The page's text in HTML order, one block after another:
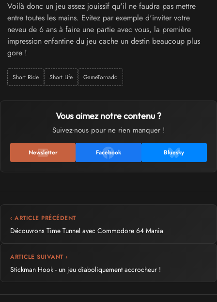
Voilà donc un jeu assez jouissif qu'il ne faudra pas mettre
entre toutes les mains. Evitez par exemple d'inviter votre
neveu de 6 ans à faire une partie avec vous, la première
impression enfantine du jeu cache un destin beaucoup plus
gore !
Short Ride Short Life GameTornado
Vous aimez notre contenu ?
Suivez-nous pour ne rien manquer !
Newsletter Facebook Bluesky
‹ ARTICLE PRÉCÉDENT
Découvrons Time Tunnel avec Commodore 64 Mania
ARTICLE SUIVANT ›
Stickman Hook - un jeu diaboliquement accrocheur !